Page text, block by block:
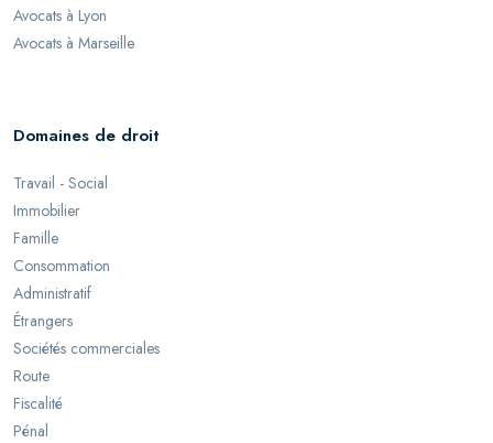
Avocats à Lyon
Avocats à Marseille
Domaines de droit
Travail - Social
Immobilier
Famille
Consommation
Administratif
Étrangers
Sociétés commerciales
Route
Fiscalité
Pénal